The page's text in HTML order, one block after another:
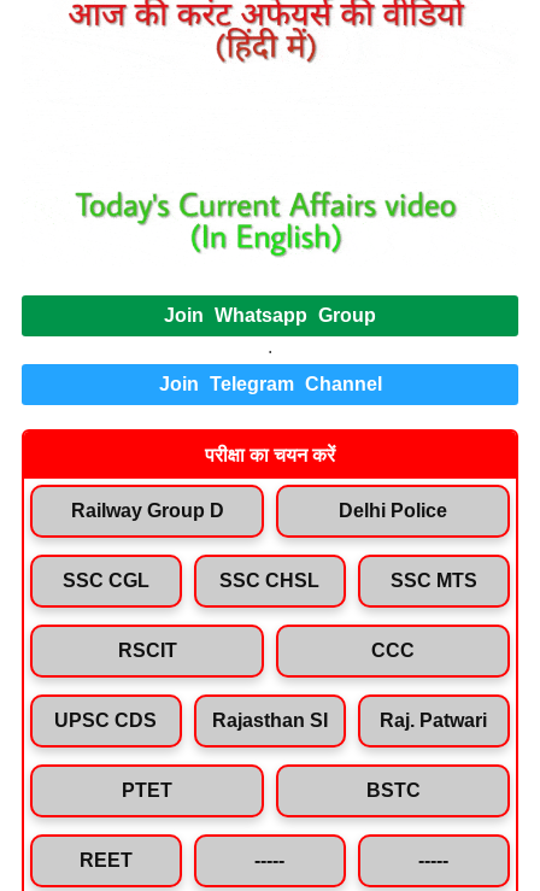
Join Whatsapp Group
.
Join Telegram Channel
परीक्षा का चयन करें
Railway Group D Delhi Police
SSC CGL SSC CHSL SSC MTS
RSCIT CCC
UPSC CDS Rajasthan SI Raj. Patwari
PTET BSTC
REET ----- -----